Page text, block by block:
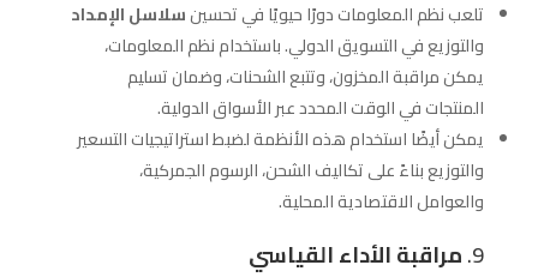
تلعب نظم المعلومات دورًا حيويًا في تحسينسلاسل الإمداد
والتوزيع في التسويق الدولي. باستخدام نظم المعلومات،
يمكن مراقبة المخزون، وتتبع الشحنات، وضمان تسليم
المنتجات في الوقت المحدد عبر الأسواق الدولية.
يمكن أيضًا استخدام هذه الأنظمة لضبط استراتيجيات التسعير
والتوزيع بناءً على تكاليف الشحن، الرسوم الجمركية،
والعوامل الاقتصادية المحلية.
9. مراقبة الأداء القياسي